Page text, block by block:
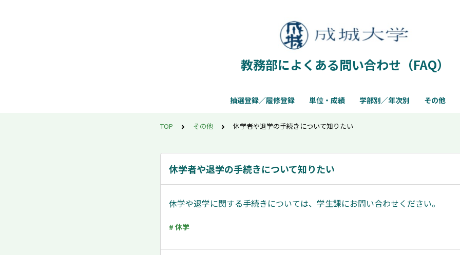
教務部によくある問い合わせ（FAQ）
抽選登録／履修登録 単位・成績 学部別／年次別 その他
TOP その他 休学者や退学の手続きについて知りたい
休学者や退学の手続きについて知りたい
休学や退学に関する手続きについては、学生課にお問い合わせください。
# 休学